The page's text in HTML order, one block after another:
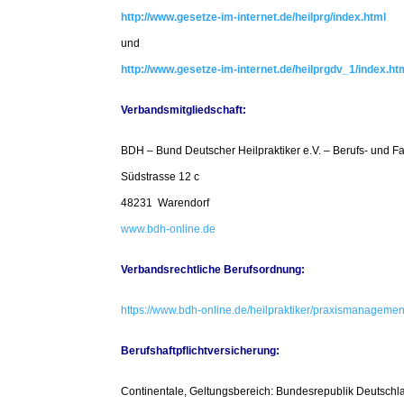
http://www.gesetze-im-internet.de/heilprg/index.html
und
http://www.gesetze-im-internet.de/heilprgdv_1/
Verbandsmitgliedschaft:
BDH – Bund Deutscher Heilpraktiker e.V.– Berufs- und
Südstrasse 12 c
48231 Warendorf
www.bdh-online.de
Verbandsrechtliche Berufsordnung:
https://www.bdh-online.de/heilpraktiker/
Berufshaftpflichtversicherung:
Continentale, Geltungsbereich: Bundesrepublik